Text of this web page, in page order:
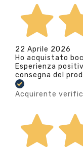
22 Aprile 2026
Ho acquistato
Esperienza
consegna del
Acquirente